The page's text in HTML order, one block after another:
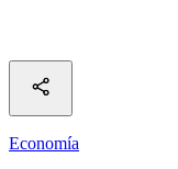
Economía